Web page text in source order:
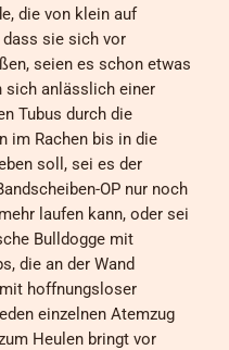
die von klein auf
sie sich vor
seien es schon etwas
sich anlässlich einer
Tubus durch die
im Rachen bis in die
soll, sei es der
OP nur noch
laufen kann, oder sei
Bulldogge mit
die an der Wand
hoffnungsloser
einzelnen Atemzug
Heulen bringt vor